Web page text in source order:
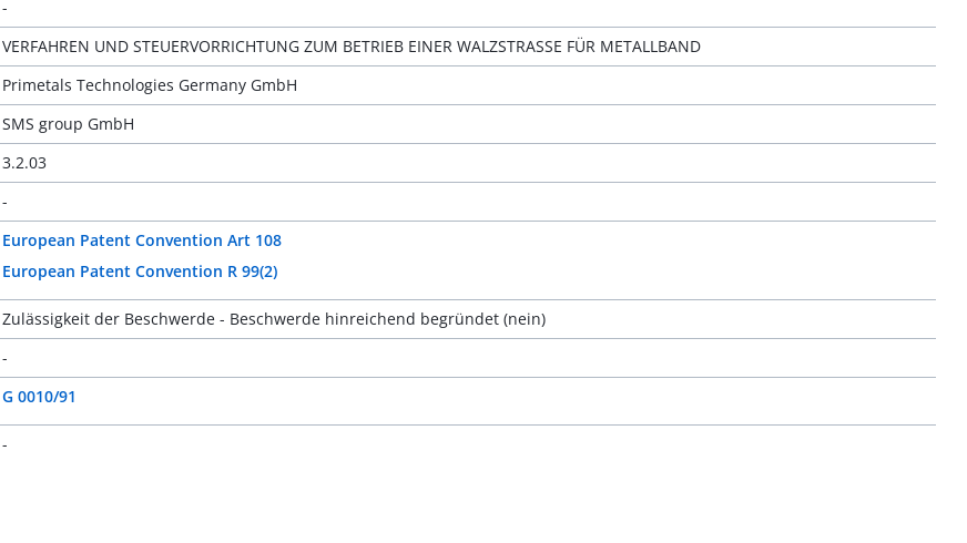
-
VERFAHREN UND STEUERVORRICHTUNG ZUM BETRIEB EINER WALZSTRASSE FÜR METALLBAND
Primetals Technologies Germany GmbH
SMS group GmbH
3.2.03
-
European Patent Convention Art 108
European Patent Convention R 99(2)
Zulässigkeit der Beschwerde - Beschwerde hinreichend begründet (nein)
-
G 0010/91
-